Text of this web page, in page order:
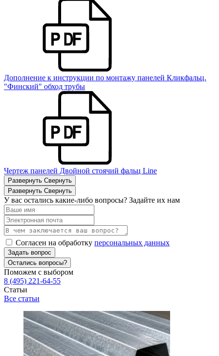
Дополнение к инструкции по монтажу панелей Кликфальц.
"Финский" обход трубы
Чертеж панелей Двойной стоячий фальц Line
Развернуть Свернуть
Развернуть Свернуть
У вас остались какие-либо вопросы? Задайте их нам
Согласен на обработку персональных данных
Задать вопрос
Остались вопросы?
Поможем с выбором
8 (495) 221-64-55
Статьи
Все статьи